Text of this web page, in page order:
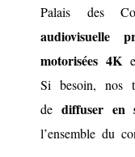
Palais des
audiovisuelle
motorisées 4K
Si besoin, nos
de diffuser en
l’ensemble du